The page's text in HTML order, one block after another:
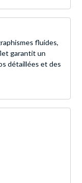
fluides,
garantit un
détaillées et des